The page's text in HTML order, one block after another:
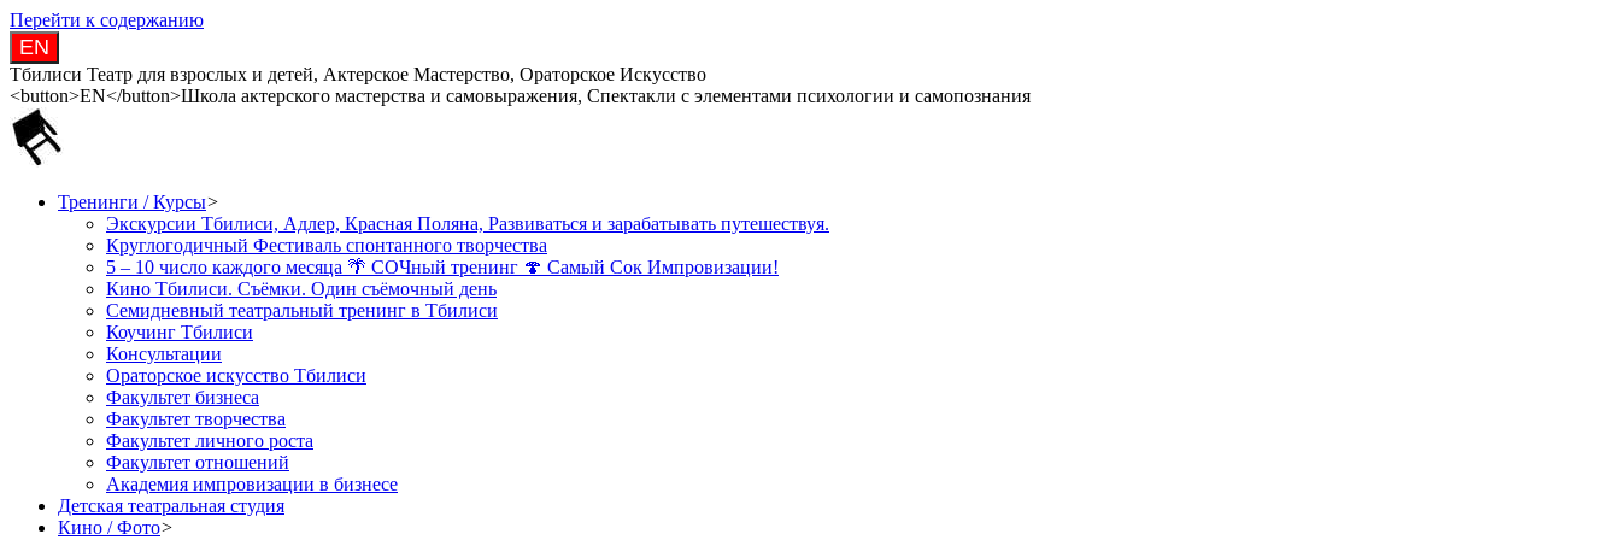
Перейти к содержанию
EN
Тбилиси Театр для взрослых и детей, Актерское Мастерство, Ораторское Искусство
<button>EN</button>Школа актерского мастерства и самовыражения, Спектакли с элементами психологии и самопознания
Тренинги / Курсы>
Экскурсии Тбилиси, Адлер, Красная Поляна, Развиваться и зарабатывать путешествуя.
Круглогодичный Фестиваль спонтанного творчества
5 – 10 число каждого месяца 🌴 СОЧный тренинг 🍄 Самый Сок Импровизации!
Кино Тбилиси. Съёмки. Один съёмочный день
Семидневный театральный тренинг в Тбилиси
Коучинг Тбилиси
Консультации
Ораторское искусство Тбилиси
Факультет бизнеса
Факультет творчества
Факультет личного роста
Факультет отношений
Академия импровизации в бизнесе
Детская театральная студия
Кино / Фото>